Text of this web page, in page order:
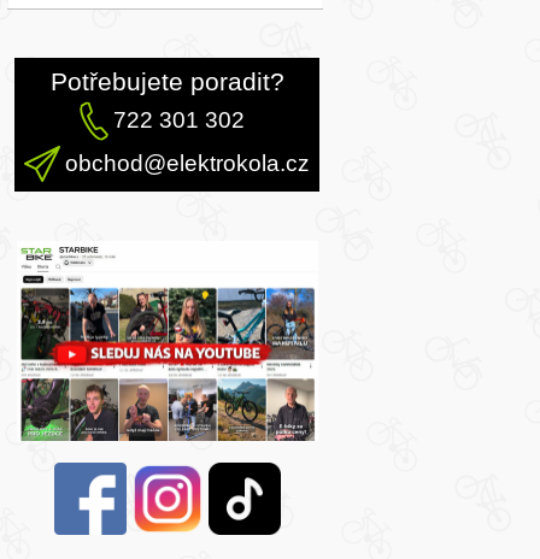
Potřebujete poradit?
722 301 302
obchod@elektrokola.cz